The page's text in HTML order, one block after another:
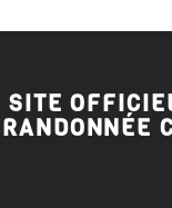
SITE